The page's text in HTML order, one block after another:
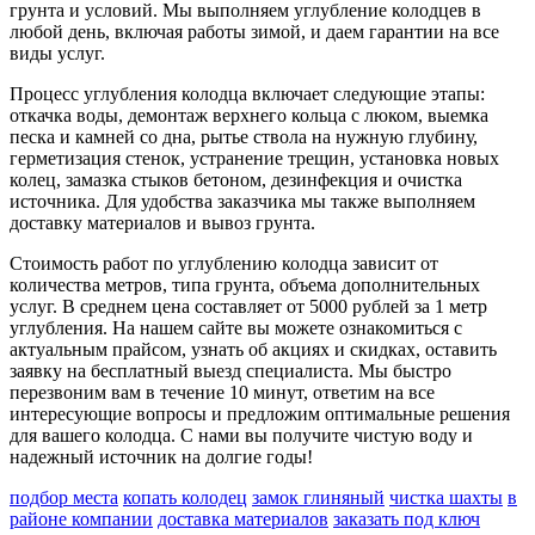
грунта и условий. Мы выполняем углубление колодцев в
любой день, включая работы зимой, и даем гарантии на все
виды услуг.
Процесс углубления колодца включает следующие этапы:
откачка воды, демонтаж верхнего кольца с люком, выемка
песка и камней со дна, рытье ствола на нужную глубину,
герметизация стенок, устранение трещин, установка новых
колец, замазка стыков бетоном, дезинфекция и очистка
источника. Для удобства заказчика мы также выполняем
доставку материалов и вывоз грунта.
Стоимость работ по углублению колодца зависит от
количества метров, типа грунта, объема дополнительных
услуг. В среднем цена составляет от 5000 рублей за 1 метр
углубления. На нашем сайте вы можете ознакомиться с
актуальным прайсом, узнать об акциях и скидках, оставить
заявку на бесплатный выезд специалиста. Мы быстро
перезвоним вам в течение 10 минут, ответим на все
интересующие вопросы и предложим оптимальные решения
для вашего колодца. С нами вы получите чистую воду и
надежный источник на долгие годы!
подбор места копать колодец замок глиняный чистка шахты в
районе компании доставка материалов заказать под ключ